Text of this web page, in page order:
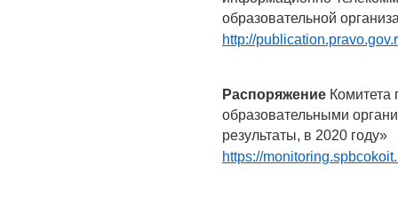
образовательной
http://
Распоряжение
образовательными
результаты, в 2020 году»
https://